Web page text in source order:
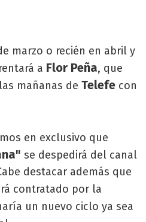
marzo o recién en abril y
a Flor Peña, que
mañanas de Telefe con
en exclusivo que
se despedirá del canal
destacar además que
contratado por la
un nuevo ciclo ya sea